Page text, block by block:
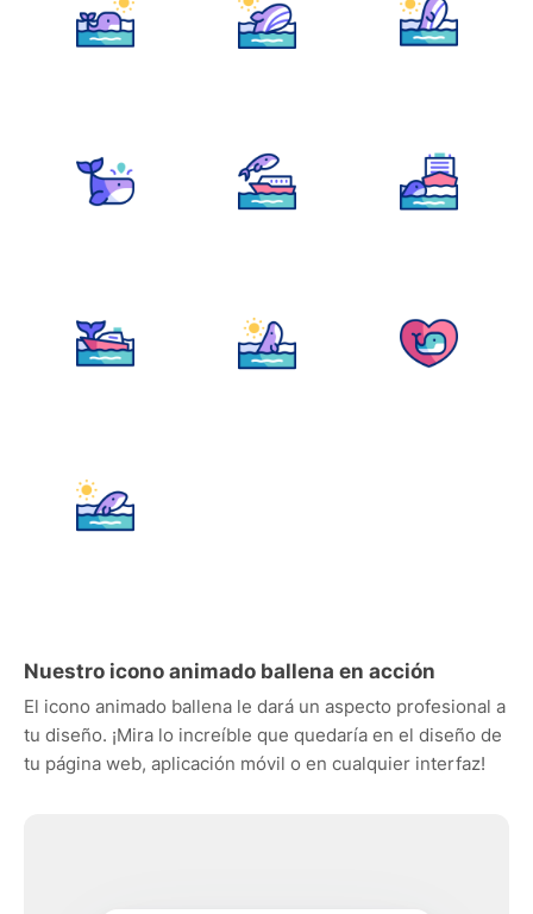
Nuestro icono animado ballena en acción
El icono animado ballena le dará un aspecto profesional a
tu diseño. ¡Mira lo increíble que quedaría en el diseño de
tu página web, aplicación móvil o en cualquier interfaz!